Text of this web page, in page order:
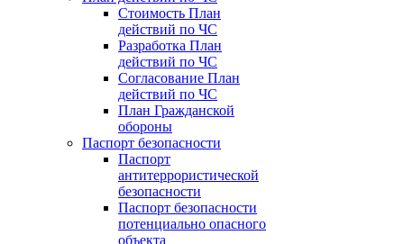
Стоимость План
действий по ЧС
Разработка План
действий по ЧС
Согласование План
действий по ЧС
План Гражданской
обороны
Паспорт безопасности
Паспорт
антитеррористической
безопасности
Паспорт безопасности
потенциально опасного
объекта